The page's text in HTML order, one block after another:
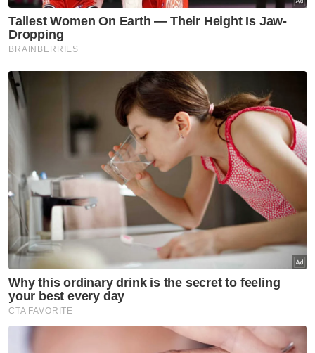
menyebarkan gambar atau video kejadian
bagi menghormati sensitiviti ahli keluarga dan
waris.
Artikel Berkaitan:
Mayat lelaki ditemukan terapung di bawah jambatan
Lelaki maut ditikam dipercayai akibat cemburu
Doktor pelatih ditemui maut di asrama hospital
"Sebarang maklumat berkaitan kejadian ini
boleh disalurkan kepada pegawai penyiasat
kes, Inspektor Ahmad Amir Fitri Ab Rahman
di talian 0164492215 atau hubungi IPD
Penampang di talian 088-712222," katanya.
Muat turun aplikasi Sinar Harian.Klik di sini!
Harap bantu kajian selidik kami dan
Di manakah anda tinggal?